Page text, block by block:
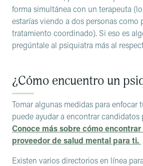
forma simultánea con un terapeuta
estarías viendo a dos personas como
tratamiento coordinado). Si eso es
pregúntale al psiquiatra más al
¿Cómo encuentro un
Tomar algunas medidas para enfocar
puede ayudar a encontrar candidatos
Conoce más sobre cómo
proveedor de salud mental para ti.
Existen varios directorios en línea